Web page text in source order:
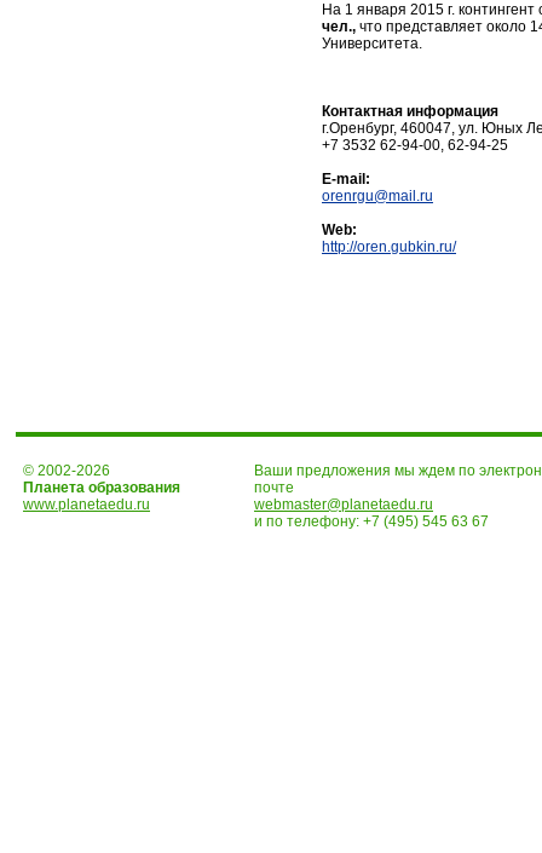
На 1 января 2015 г.
чел., что представляет около
Университета.
Контактная информация
г.Оренбург, 460047, ул. Юных
+7 3532 62-94-00, 62-94-25
E-mail:
orenrgu@mail.ru
Web:
http://oren.gubkin.ru/
© 2002-2026
Планета образования
www.planetaedu.ru
Ваши предложения мы ждем по
почте
webmaster@planetaedu.ru
и по телефону: +7 (495) 545 63 67